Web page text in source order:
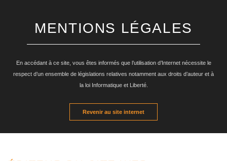
MENTIONS LÉGALES
En accédant à ce site, vous êtes informés que l’utilisation d’Internet nécessite le
respect d’un ensemble de législations relatives notamment aux droits d’auteur et à
la loi Informatique et Liberté.
Revenir au site internet